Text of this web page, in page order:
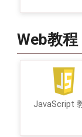
Web教程
JavaScript